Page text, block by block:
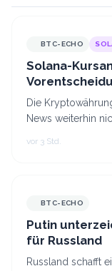
BTC-ECHO
Solana-
Die
News weiterhin
vor 3 Std.
BTC-ECHO
Putin
für Russland
Russland schafft